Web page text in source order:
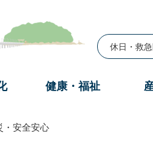
休日・救
健康・福祉
・安全安心